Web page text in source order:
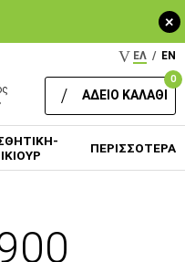
+
ΕΛ / EN
0
ΑΔΕΙΟ ΚΑΛΑΘΙ
ΠΕΡΙΣΣΟΤΕΡΑ